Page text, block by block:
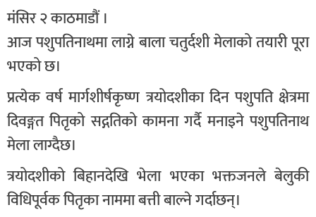
मंसिर २ काठमाडौं ।
आज पशुपतिनाथमा लाग्ने बाला चतुर्दशी मेलाको तयारी पूरा
भएको छ।
प्रत्येक वर्ष मार्गशीर्षकृष्ण त्रयोदशीका दिन पशुपति क्षेत्रमा
दिवङ्गत पितृको सद्गतिको कामना गर्दै मनाइने पशुपतिनाथ
मेला लाग्दैछ।
त्रयोदशीको बिहानदेखि भेला भएका भक्तजनले बेलुकी
विधिपूर्वक पितृका नाममा बत्ती बाल्ने गर्दाछन्।